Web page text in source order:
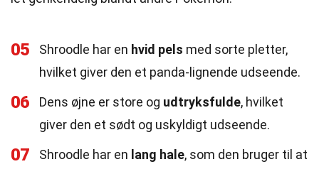
05 Shroodle har en hvid pels med sorte pletter,
hvilket giver den et panda-lignende udseende.
06 Dens øjne er store og udtryksfulde, hvilket
giver den et sødt og uskyldigt udseende.
07 Shroodle har en lang hale, som den bruger til at